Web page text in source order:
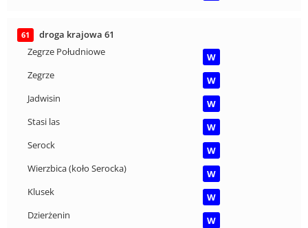
61
droga krajowa 61
Zegrze Południowe
W
Zegrze
W
Jadwisin
W
Stasi las
W
Serock
W
Wierzbica (koło Serocka)
W
Klusek
W
Dzierżenin
W